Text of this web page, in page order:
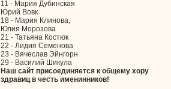
11 - Мария Дубинская
Юрий Вовк
18 - Мария Клинова,
Юлия Морозова
21 - Татьяна Костюк
22 - Лидия Семенова
23 - Вячеслав Эйнгорн
29 - Василий Шикула
Наш сайт присоединяется к общему хору
здравиц в честь именинников!